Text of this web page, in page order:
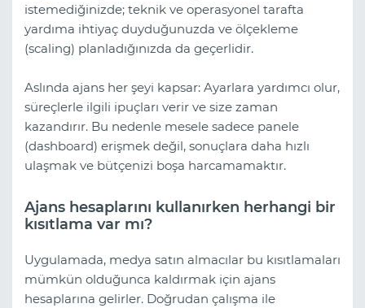
istemediğinizde; teknik ve operasyonel tarafta
yardıma ihtiyaç duyduğunuzda ve ölçekleme
(scaling) planladığınızda da geçerlidir.
Aslında ajans her şeyi kapsar: Ayarlara yardımcı olur,
süreçlerle ilgili ipuçları verir ve size zaman
kazandırır. Bu nedenle mesele sadece panele
(dashboard) erişmek değil, sonuçlara daha hızlı
ulaşmak ve bütçenizi boşa harcamamaktır.
Ajans hesaplarını kullanırken herhangi bir
kısıtlama var mı?
Uygulamada, medya satın almacılar bu kısıtlamaları
mümkün olduğunca kaldırmak için ajans
hesaplarına gelirler. Doğrudan çalışma ile